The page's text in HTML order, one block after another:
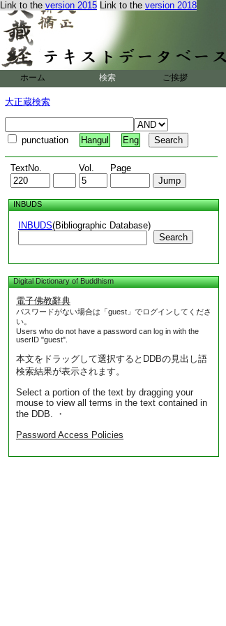
Link to the version 2015 Link to the version 2018
ホーム 検索 ご挨拶
大正蔵検索
punctuation Hangul Eng
TextNo. Vol. Page
INBUDS
INBUDS(Bibliographic Database)
Search
Digital Dictionary of Buddhism
電子佛教辭典
パスワードがない場合は「guest」でログインしてくださ
い。
Users who do not have a password can log in with the
userID "guest".
本文をドラッグして選択するとDDBの見出し語
検索結果が表示されます。
Select a portion of the text by dragging your
mouse to view all terms in the text contained in
the DDB. ・
Password Access Policies